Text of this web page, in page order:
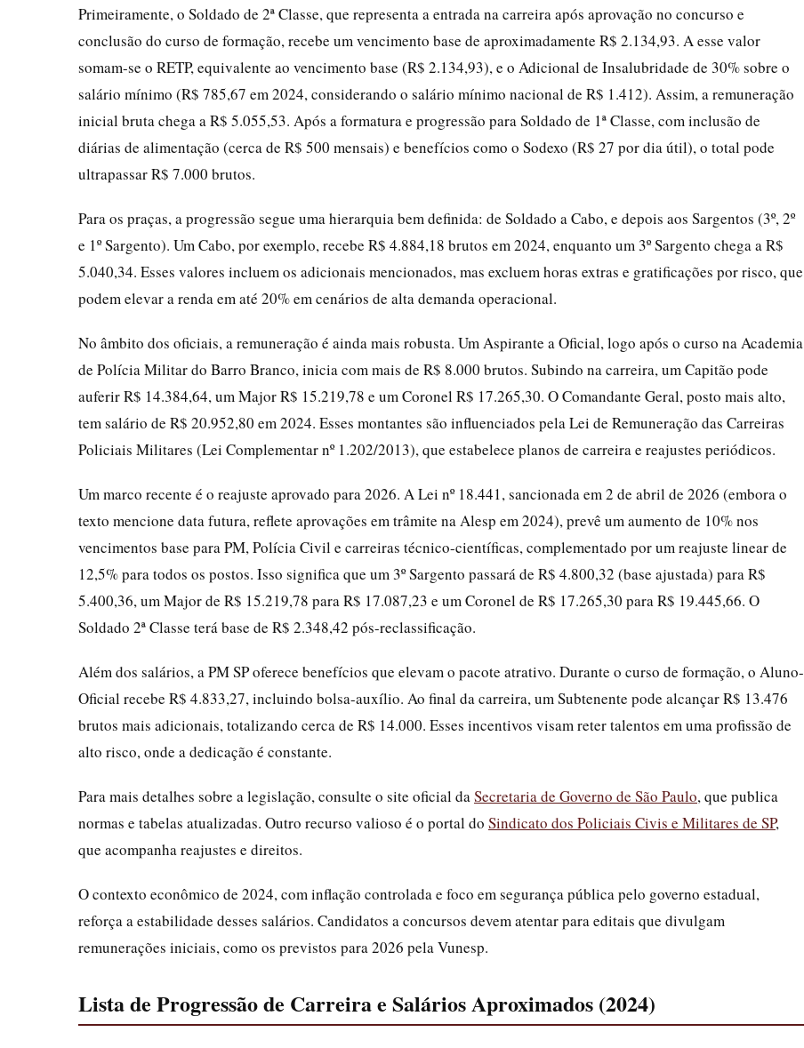
Primeiramente, o Soldado de 2ª Classe, que representa a entrada na carreira após aprovação no concurso e
conclusão do curso de formação, recebe um vencimento base de aproximadamente R$ 2.134,93. A esse valor
somam-se o RETP, equivalente ao vencimento base (R$ 2.134,93), e o Adicional de Insalubridade de 30% sobre o
salário mínimo (R$ 785,67 em 2024, considerando o salário mínimo nacional de R$ 1.412). Assim, a remuneração
inicial bruta chega a R$ 5.055,53. Após a formatura e progressão para Soldado de 1ª Classe, com inclusão de
diárias de alimentação (cerca de R$ 500 mensais) e benefícios como o Sodexo (R$ 27 por dia útil), o total pode
ultrapassar R$ 7.000 brutos.
Para os praças, a progressão segue uma hierarquia bem definida: de Soldado a Cabo, e depois aos Sargentos (3º, 2º
e 1º Sargento). Um Cabo, por exemplo, recebe R$ 4.884,18 brutos em 2024, enquanto um 3º Sargento chega a R$
5.040,34. Esses valores incluem os adicionais mencionados, mas excluem horas extras e gratificações por risco, que
podem elevar a renda em até 20% em cenários de alta demanda operacional.
No âmbito dos oficiais, a remuneração é ainda mais robusta. Um Aspirante a Oficial, logo após o curso na Academia
de Polícia Militar do Barro Branco, inicia com mais de R$ 8.000 brutos. Subindo na carreira, um Capitão pode
auferir R$ 14.384,64, um Major R$ 15.219,78 e um Coronel R$ 17.265,30. O Comandante Geral, posto mais alto,
tem salário de R$ 20.952,80 em 2024. Esses montantes são influenciados pela Lei de Remuneração das Carreiras
Policiais Militares (Lei Complementar nº 1.202/2013), que estabelece planos de carreira e reajustes periódicos.
Um marco recente é o reajuste aprovado para 2026. A Lei nº 18.441, sancionada em 2 de abril de 2026 (embora o
texto mencione data futura, reflete aprovações em trâmite na Alesp em 2024), prevê um aumento de 10% nos
vencimentos base para PM, Polícia Civil e carreiras técnico-científicas, complementado por um reajuste linear de
12,5% para todos os postos. Isso significa que um 3º Sargento passará de R$ 4.800,32 (base ajustada) para R$
5.400,36, um Major de R$ 15.219,78 para R$ 17.087,23 e um Coronel de R$ 17.265,30 para R$ 19.445,66. O
Soldado 2ª Classe terá base de R$ 2.348,42 pós-reclassificação.
Além dos salários, a PM SP oferece benefícios que elevam o pacote atrativo. Durante o curso de formação, o Aluno-
Oficial recebe R$ 4.833,27, incluindo bolsa-auxílio. Ao final da carreira, um Subtenente pode alcançar R$ 13.476
brutos mais adicionais, totalizando cerca de R$ 14.000. Esses incentivos visam reter talentos em uma profissão de
alto risco, onde a dedicação é constante.
Para mais detalhes sobre a legislação, consulte o site oficial daSecretaria de Governo de São Paulo, que publica
normas e tabelas atualizadas. Outro recurso valioso é o portal do Sindicato dos Policiais Civis e Militares de SP,
que acompanha reajustes e direitos.
O contexto econômico de 2024, com inflação controlada e foco em segurança pública pelo governo estadual,
reforça a estabilidade desses salários. Candidatos a concursos devem atentar para editais que divulgam
remunerações iniciais, como os previstos para 2026 pela Vunesp.
Lista de Progressão de Carreira e Salários Aproximados (2024)